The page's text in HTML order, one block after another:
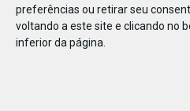
preferências ou retirar seu
voltando a este site e clicando no
inferior da página.